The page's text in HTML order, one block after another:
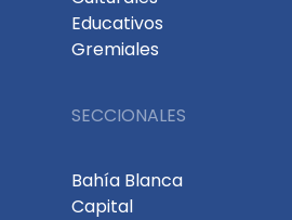
Educativos
Gremiales
SECCIONALES
Bahía Blanca
Capital